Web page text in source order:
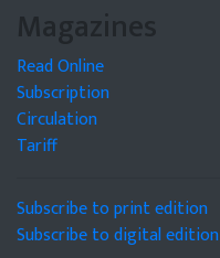
Magazines
Read Online
Subscription
Circulation
Tariff
Subscribe to print edition
Subscribe to digital edition